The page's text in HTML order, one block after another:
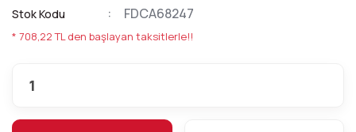
Stok Kodu FDCA68247
* 708,22 TL den başlayan taksitlerle!!